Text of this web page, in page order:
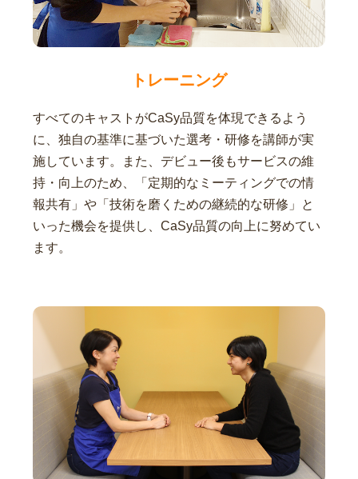
トレーニング
すべてのキャストがCaSy品質を体現できるよう
に、独自の基準に基づいた選考・研修を講師が実
施しています。また、デビュー後もサービスの維
持・向上のため、「定期的なミーティングでの情
報共有」や「技術を磨くための継続的な研修」と
いった機会を提供し、CaSy品質の向上に努めてい
ます。